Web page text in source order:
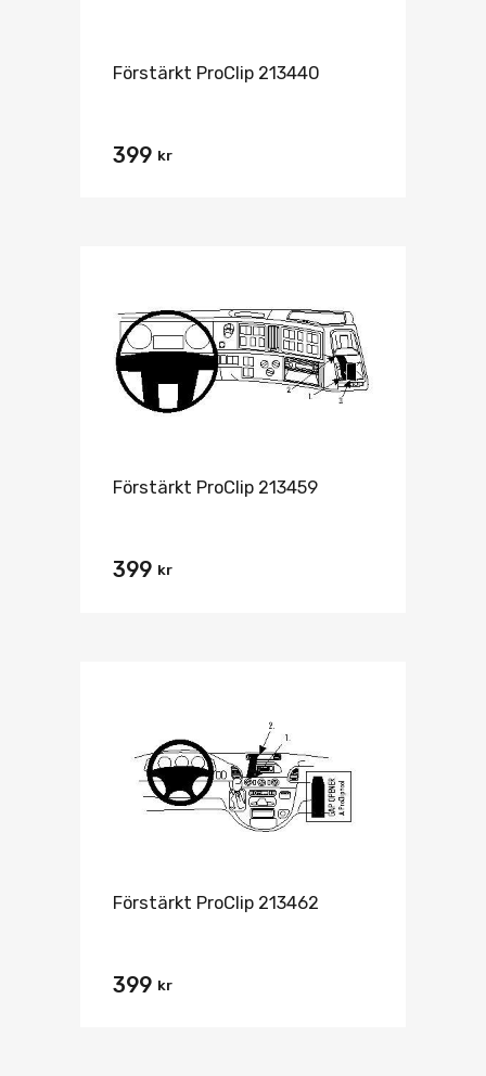
Förstärkt ProClip 213440
399 kr
Förstärkt ProClip 213459
399 kr
Förstärkt ProClip 213462
399 kr